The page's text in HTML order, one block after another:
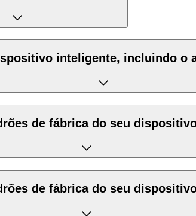
inteligente, incluindo o
de fábrica do seu
de fábrica do seu